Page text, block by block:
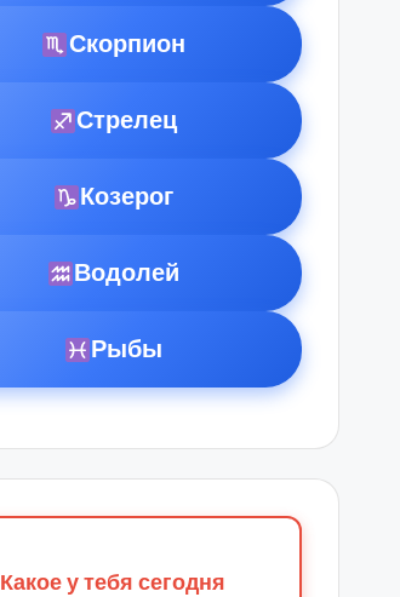
Скорпион
Стрелец
Козерог
Водолей
Рыбы
Какое у тебя сегодня